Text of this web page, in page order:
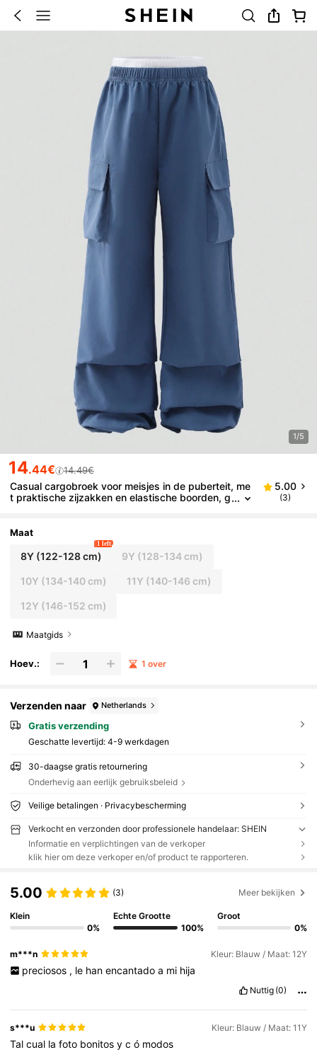
1/5
14.44€ 14.49€
Casual cargobroek voor meisjes in de puberteit, me
t praktische zijzakken en elastische boorden, g
ze look, geschikt voor diverse casual gelegenheden
zoals familiebijeenkomsten, chillen met vrienden of
school.
5.00
(3)
Maat
8Y(122-128 cm)
1 left
9Y (128-134 cm)
10Y (134-140 cm) 11Y (140-146 cm)
12Y (146-152 cm)
Maatgids
Hoev.: 1 over
Verzenden naar Netherlands
Gratis verzending
Geschatte levertijd: 4-9 werkdagen
30-daagse gratis retournering
Onderhevig aan eerlijk gebruiksbeleid
Veilige betalingen · Privacybescherming
Verkocht en verzonden door professionele handelaar: SHEIN
Informatie en verplichtingen van de verkoper
klik hier om deze verkoper en/of product te rapporteren.
5.00 (3) Meer bekijken
Klein
0%
Echte Grootte
100%
Groot
0%
m***n Kleur: Blauw / Maat: 12Y
preciosos , le han encantado a mi hija
Nuttig (0)
s***u Kleur: Blauw / Maat: 11Y
Talcual lafoto bonitosycó modos